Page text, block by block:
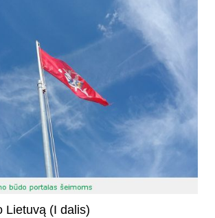
Lietuvą (I dalis)